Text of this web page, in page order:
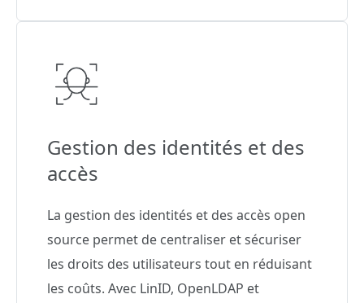
Gestion des identités et des
accès
La gestion des identités et des accès open
source permet de centraliser et sécuriser
les droits des utilisateurs tout en réduisant
les coûts. Avec LinID, OpenLDAP et